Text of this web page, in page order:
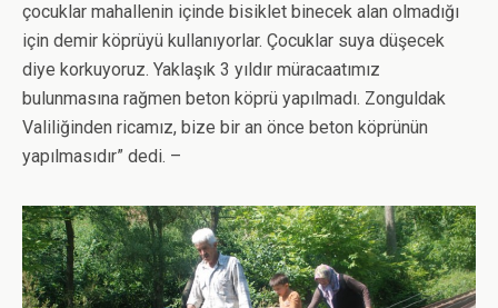
çocuklar mahallenin içinde bisiklet binecek alan olmadığı
için demir köprüyü kullanıyorlar. Çocuklar suya düşecek
diye korkuyoruz. Yaklaşık 3 yıldır müracaatımız
bulunmasına rağmen beton köprü yapılmadı. Zonguldak
Valiliğinden ricamız, bize bir an önce beton köprünün
yapılmasıdır” dedi. –